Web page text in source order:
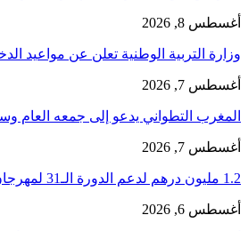
أغسطس 8, 2026
وزارة التربية الوطنية تعلن عن مواعيد
أغسطس 7, 2026
المغرب التطواني يدعو إلى جمعه العام
أغسطس 7, 2026
1.2 مليون درهم لدعم الدورة الـ31 لمهرجان تطوان لسينما البحر…
أغسطس 6, 2026